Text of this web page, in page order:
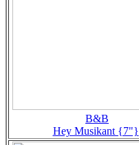
B&B
Hey Musikant {7"}